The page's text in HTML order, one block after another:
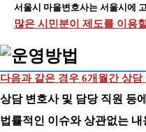
서울시 마을변호사는 서울시에
많은 시민분이 제도를 이용
다음과 같은 경우 6개월간 상
상담 변호사 및 담당 직원 등
법률적인 이슈와 상관없는 내